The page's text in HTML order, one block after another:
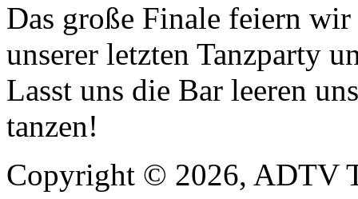
Das große Finale feiern
unserer letzten Tanzparty
Lasst uns die Bar leeren
tanzen!
Copyright © 2026, ADTV